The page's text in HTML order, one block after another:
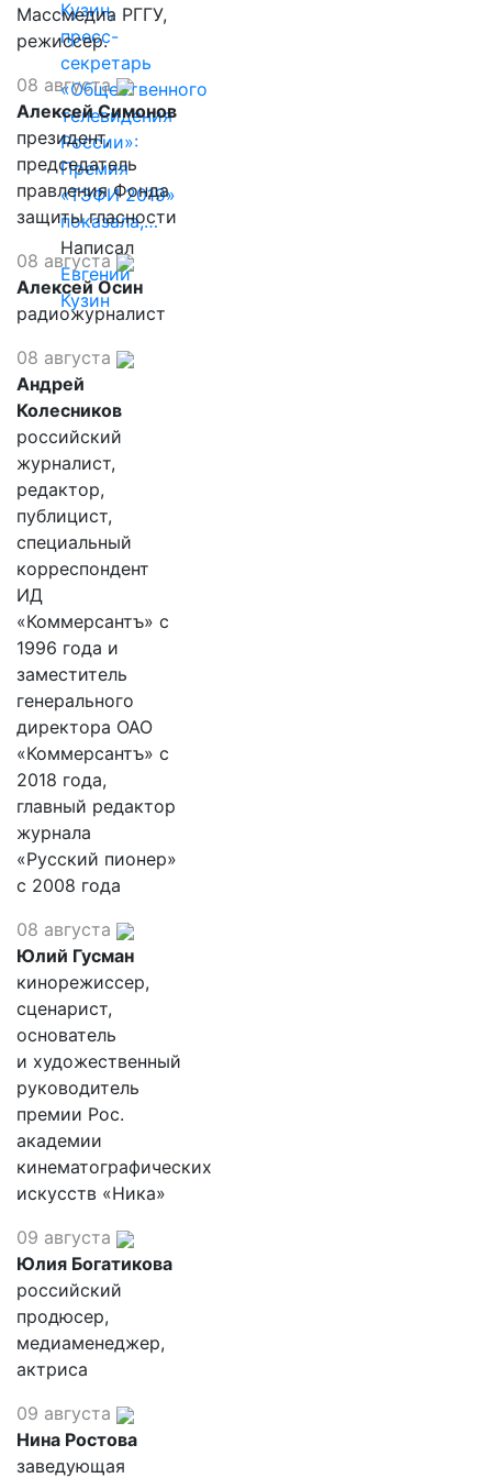
Кузин,
пресс-
секретарь
«Общественного
телевидения
России»:
Премия
«ТЭФИ 2019»
показала,…
Написал
Евгений
Кузин
Массмедиа РГГУ,
режиссер.
08 августа
Алексей Симонов
президент,
председатель
правления Фонда
защиты гласности
08 августа
Алексей Осин
радиожурналист
08 августа
Андрей
Колесников
российский
журналист,
редактор,
публицист,
специальный
корреспондент
ИД
«Коммерсантъ» с
1996 года и
заместитель
генерального
директора ОАО
«Коммерсантъ» с
2018 года,
главный редактор
журнала
«Русский пионер»
с 2008 года
08 августа
Юлий Гусман
кинорежиссер,
сценарист,
основатель
и художественный
руководитель
премии Рос.
академии
кинематографических
искусств «Ника»
09 августа
Юлия Богатикова
российский
продюсер,
медиаменеджер,
актриса
09 августа
Нина Ростова
заведующая